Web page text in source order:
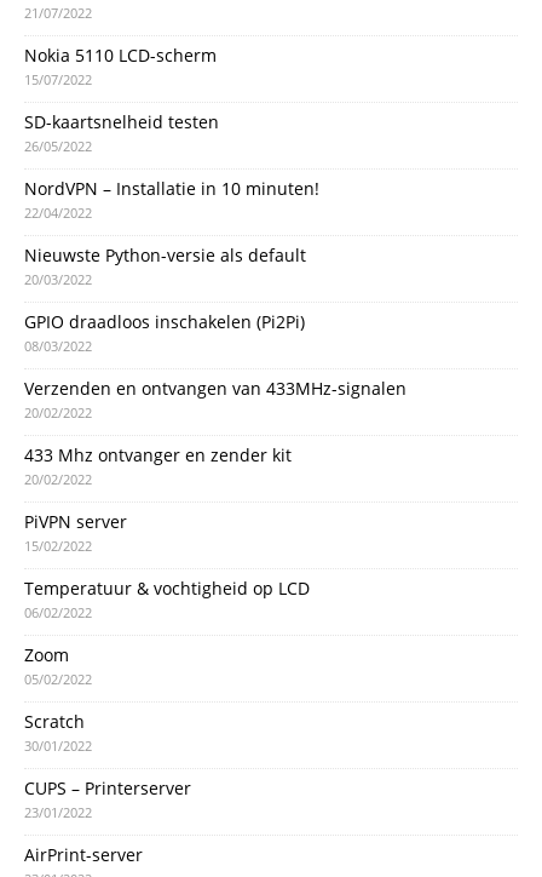
21/07/2022
Nokia 5110 LCD-scherm
15/07/2022
SD-kaartsnelheid testen
26/05/2022
NordVPN – Installatie in 10 minuten!
22/04/2022
Nieuwste Python-versie als default
20/03/2022
GPIO draadloos inschakelen (Pi2Pi)
08/03/2022
Verzenden en ontvangen van 433MHz-signalen
20/02/2022
433 Mhz ontvanger en zender kit
20/02/2022
PiVPN server
15/02/2022
Temperatuur & vochtigheid op LCD
06/02/2022
Zoom
05/02/2022
Scratch
30/01/2022
CUPS – Printerserver
23/01/2022
AirPrint-server